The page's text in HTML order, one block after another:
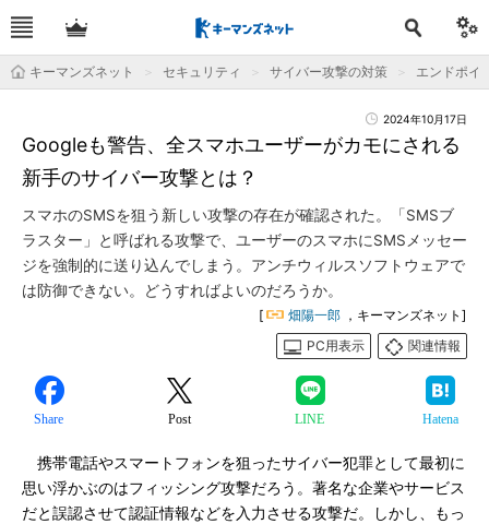
キーマンズネット セキュリティ サイバー攻撃の対策 エンドポイ
2024年10月17日
Googleも警告、全スマホユーザーがカモにされる
新手のサイバー攻撃とは？
スマホのSMSを狙う新しい攻撃の存在が確認された。「SMSブ
ラスター」と呼ばれる攻撃で、ユーザーのスマホにSMSメッセー
ジを強制的に送り込んでしまう。アンチウィルスソフトウェアで
は防御できない。どうすればよいのだろうか。
[ 畑陽一郎 ，キーマンズネット]
PC用表示
関連情報
Share Post LINE Hatena
携帯電話やスマートフォンを狙ったサイバー犯罪として最初に
思い浮かぶのはフィッシング攻撃だろう。著名な企業やサービス
だと誤認させて認証情報などを入力させる攻撃だ。しかし、もっ